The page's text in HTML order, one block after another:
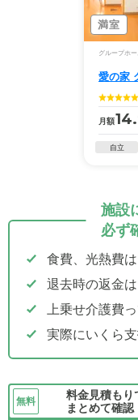
満室
グループホー
愛の家
月額
自立
施設
必ず
食費、光熱費
退去時の返金
上乗せ介護費っ
実際にいくら
無料
料金見積もり
まとめて確認